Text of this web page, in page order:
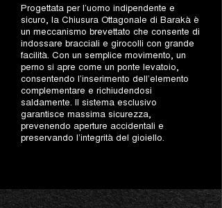
Progettata per l’uomo indipendente e
sicuro, la Chiusura Ottagonale di Barakà è
un meccanismo brevettato che consente di
indossare bracciali e girocolli con grande
facilità. Con un semplice movimento, un
perno si apre come un ponte levatoio,
consentendo l’inserimento dell’elemento
complementare e richiudendosi
saldamente. Il sistema esclusivo
garantisce massima sicurezza,
prevenendo aperture accidentali e
preservando l’integrità del gioiello.